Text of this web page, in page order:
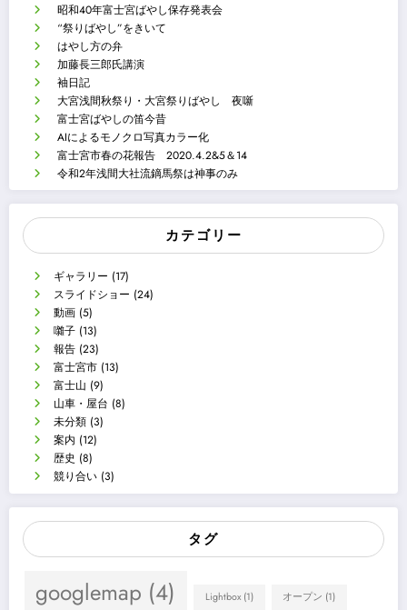
昭和40年富士宮ばやし保存発表会
“祭りばやし”をきいて
はやし方の弁
加藤長三郎氏講演
袖日記
大宮浅間秋祭り・大宮祭りばやし 夜噺
富士宮ばやしの笛今昔
AIによるモノクロ写真カラー化
富士宮市春の花報告 2020.4.2&5＆14
令和2年浅間大社流鏑馬祭は神事のみ
カテゴリー
ギャラリー (17)
スライドショー (24)
動画 (5)
囃子 (13)
報告 (23)
富士宮市 (13)
富士山 (9)
山車・屋台 (8)
未分類 (3)
案内 (12)
歴史 (8)
競り合い (3)
タグ
googlemap (4) Lightbox(1) オープン (1)